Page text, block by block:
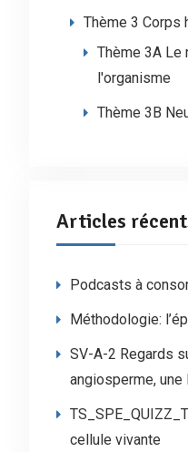
Thème 3 Corps
Thème 3A Le
l'organisme
Thème 3B
Articles
Podcasts à
Méthodologie:
SV-A-2 Regards
angiosperme, une
cellule vivante